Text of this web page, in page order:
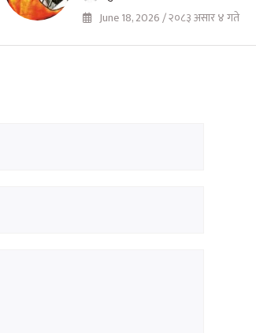
June 18, 2026 / २०८३ असार ४ गते